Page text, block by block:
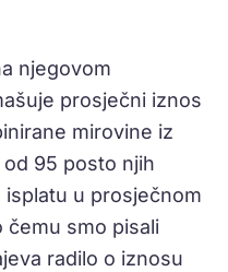
njegovom
prosječni iznos
mirovine iz
95 posto njih
u prosječnom
čemu smo pisali
radilo o iznosu